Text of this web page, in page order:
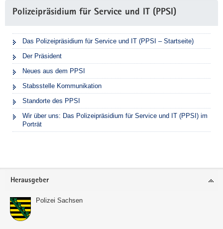
Polizeipräsidium für Service und IT (PPSI)
Das Polizeipräsidium für Service und IT (PPSI – Startseite)
Der Präsident
Neues aus dem PPSI
Stabsstelle Kommunikation
Standorte des PPSI
Wir über uns: Das Polizeipräsidium für Service und IT (PPSI) im
Porträt
Footer-
Herausgeber
Polizei Sachsen